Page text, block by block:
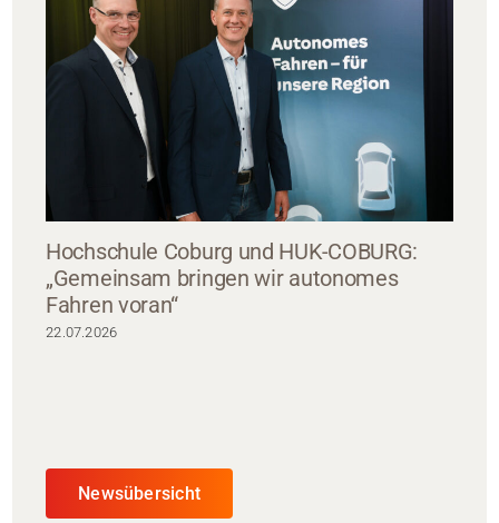
Hochschule Coburg und HUK-COBURG:
„Gemeinsam bringen wir autonomes
Fahren voran“
22.07.2026
Newsübersicht